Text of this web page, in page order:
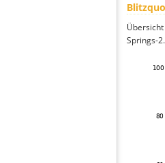
Springs-